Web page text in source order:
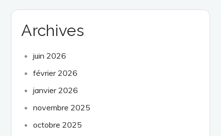
Archives
juin 2026
février 2026
janvier 2026
novembre 2025
octobre 2025